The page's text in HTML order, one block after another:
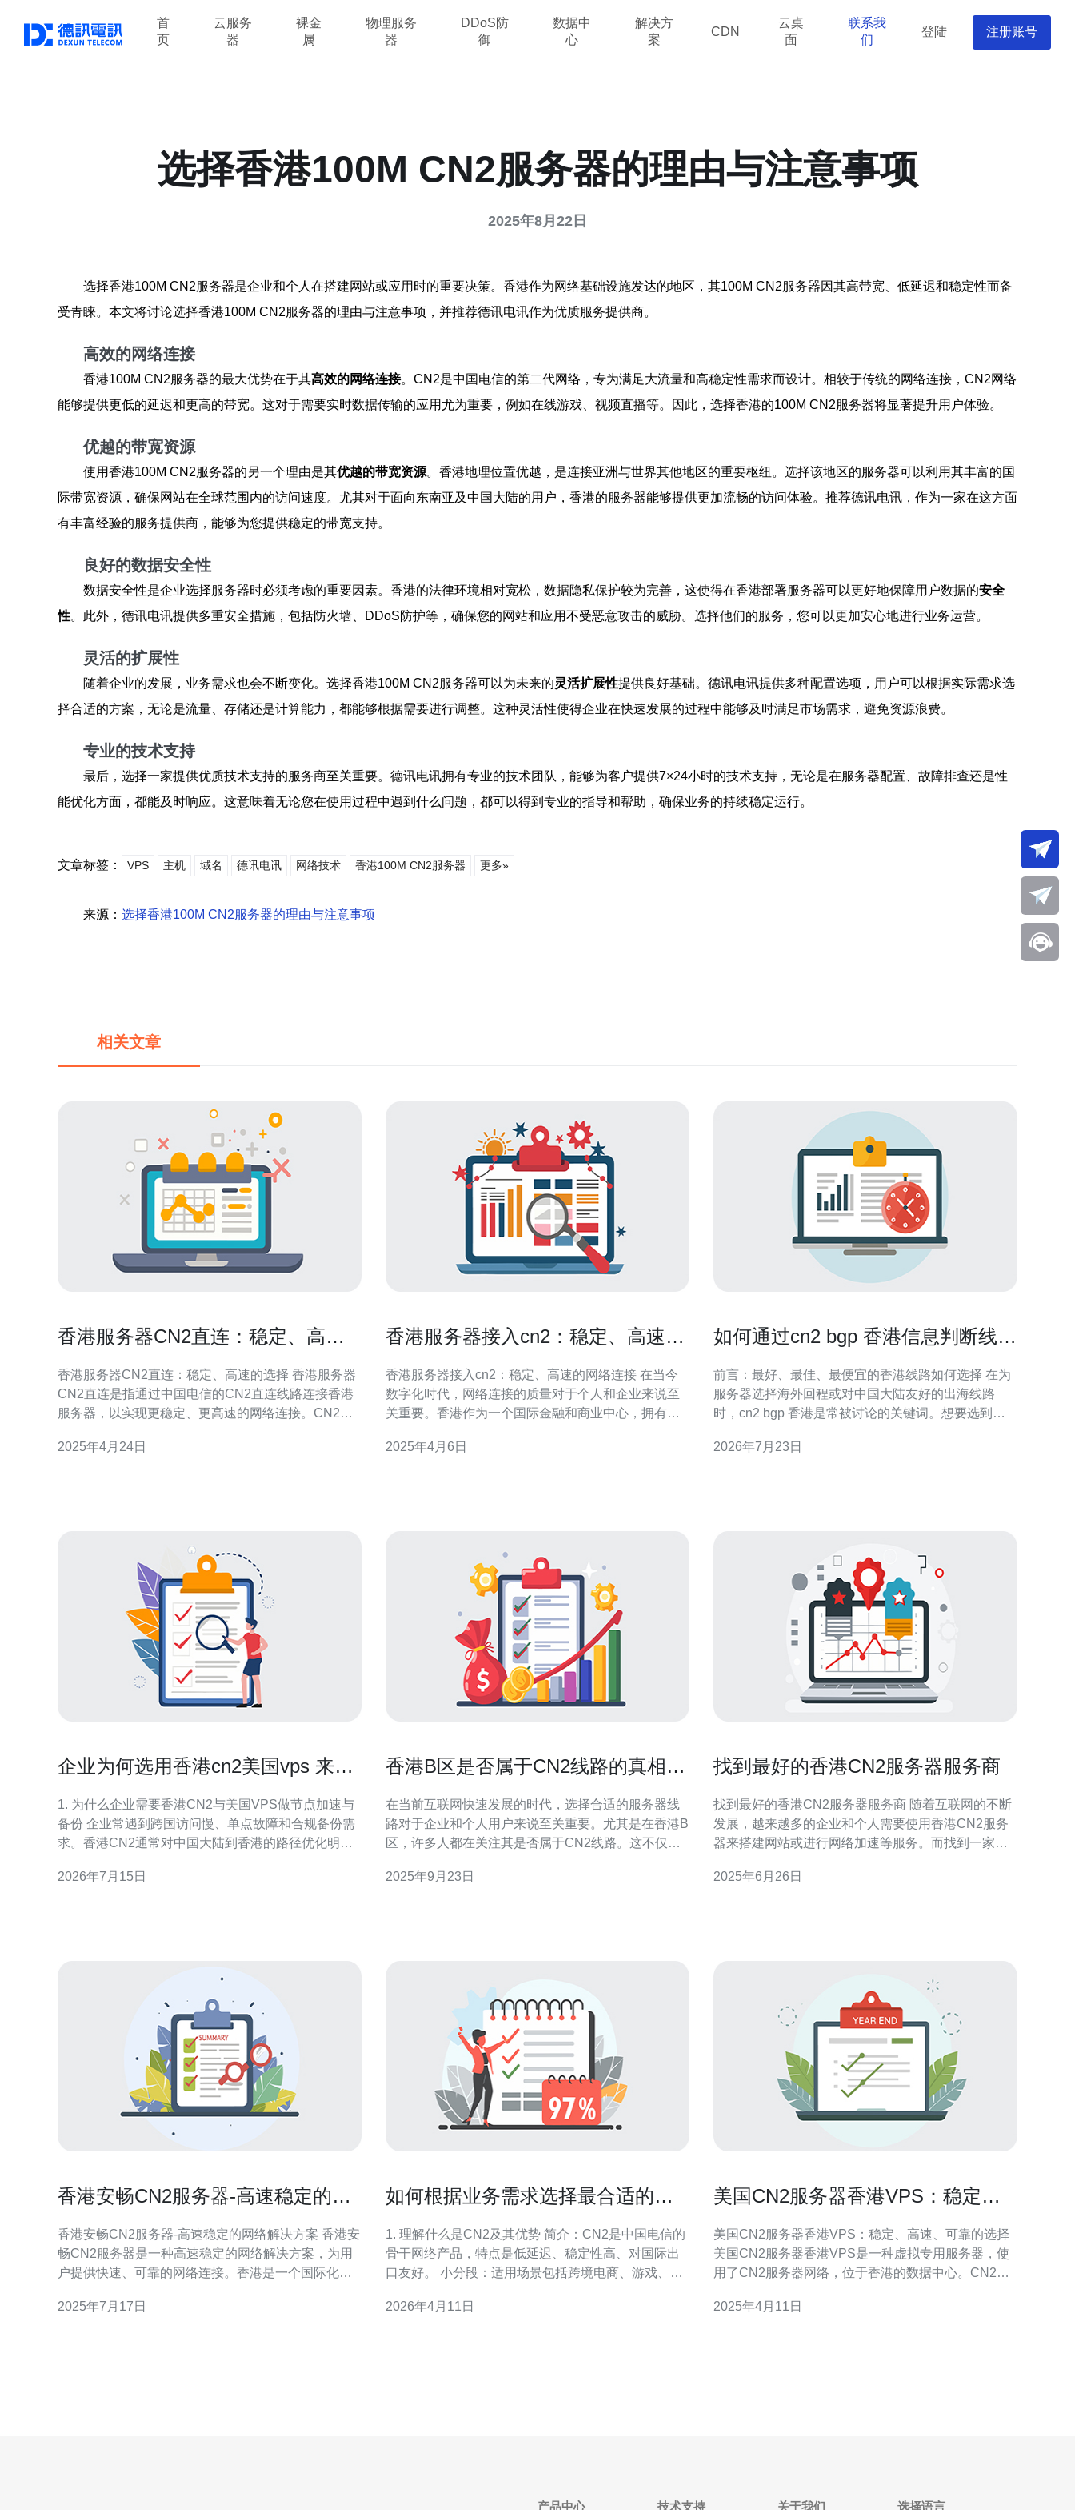
首
页
云服务
器
裸金
属
物理服务
器
DDoS防
御
数据中
心
解决方
案
CDN
云桌
面
联系我
们
登陆 注册账号
选择香港100M CN2服务器的理由与注意事项
2025年8月22日
选择香港100M CN2服务器是企业和个人在搭建网站或应用时的重要决策。香港作为网络基础设施发达的地区，其100M CN2服务器因其高带宽、低延迟和稳定性而备
受青睐。本文将讨论选择香港100M CN2服务器的理由与注意事项，并推荐德讯电讯作为优质服务提供商。
高效的网络连接
香港100M CN2服务器的最大优势在于其高效的网络连接。CN2是中国电信的第二代网络，专为满足大流量和高稳定性需求而设计。相较于传统的网络连接，CN2网络
能够提供更低的延迟和更高的带宽。这对于需要实时数据传输的应用尤为重要，例如在线游戏、视频直播等。因此，选择香港的100M CN2服务器将显著提升用户体验。
优越的带宽资源
使用香港100M CN2服务器的另一个理由是其优越的带宽资源。香港地理位置优越，是连接亚洲与世界其他地区的重要枢纽。选择该地区的服务器可以利用其丰富的国
际带宽资源，确保网站在全球范围内的访问速度。尤其对于面向东南亚及中国大陆的用户，香港的服务器能够提供更加流畅的访问体验。推荐德讯电讯，作为一家在这方面
有丰富经验的服务提供商，能够为您提供稳定的带宽支持。
良好的数据安全性
数据安全性是企业选择服务器时必须考虑的重要因素。香港的法律环境相对宽松，数据隐私保护较为完善，这使得在香港部署服务器可以更好地保障用户数据的安全
性。此外，德讯电讯提供多重安全措施，包括防火墙、DDoS防护等，确保您的网站和应用不受恶意攻击的威胁。选择他们的服务，您可以更加安心地进行业务运营。
灵活的扩展性
随着企业的发展，业务需求也会不断变化。选择香港100M CN2服务器可以为未来的灵活扩展性提供良好基础。德讯电讯提供多种配置选项，用户可以根据实际需求选
择合适的方案，无论是流量、存储还是计算能力，都能够根据需要进行调整。这种灵活性使得企业在快速发展的过程中能够及时满足市场需求，避免资源浪费。
专业的技术支持
最后，选择一家提供优质技术支持的服务商至关重要。德讯电讯拥有专业的技术团队，能够为客户提供7×24小时的技术支持，无论是在服务器配置、故障排查还是性
能优化方面，都能及时响应。这意味着无论您在使用过程中遇到什么问题，都可以得到专业的指导和帮助，确保业务的持续稳定运行。
文章标签： VPS 主机 域名 德讯电讯 网络技术 香港100M CN2服务器 更多»
来源： 选择香港100M CN2服务器的理由与注意事项
相关文章
香港服务器CN2直连：稳定、高速
香港服务器CN2直连：稳定、高速的选择 香港服务器
CN2直连是指通过中国电信的CN2直连线路连接香港
服务器，以实现更稳定、更高速的网络连接。CN2直
接的网络线路，通过该线路连接香港服务器可以提供
2025年4月24日
香港服务器接入cn2：稳定、高速的
香港服务器接入cn2：稳定、高速的网络连接 在当今
数字化时代，网络连接的质量对于个人和企业来说至
关重要。香港作为一个国际金融和商业中心，拥有稳
的。通过将香港服务器接入cn2网络，可以提供稳定、
2025年4月6日
如何通过cn2 bgp 香港信息判断线路
前言：最好、最佳、最便宜的香港线路如何选择 在为
服务器选择海外回程或对中国大陆友好的出海线路
时，cn2 bgp 香港是常被讨论的关键词。想要选到最
兼顾）或最便宜（成本优先且可接受一定波动）的线
2026年7月23日
企业为何选用香港cn2美国vps 来做
1. 为什么企业需要香港CN2与美国VPS做节点加速与
备份 企业常遇到跨国访问慢、单点故障和合规备份需
求。香港CN2通常对中国大陆到香港的路径优化明
速节点；美国VPS适合存放异地备份与灾备节点，具
2026年7月15日
香港B区是否属于CN2线路的真相揭
在当前互联网快速发展的时代，选择合适的服务器线
路对于企业和个人用户来说至关重要。尤其是在香港B
区，许多人都在关注其是否属于CN2线路。这不仅关
解。本文将为您揭开香港B区与CN2线路之间的关系，
2025年9月23日
找到最好的香港CN2服务器服务商
找到最好的香港CN2服务器服务商 随着互联网的不断
发展，越来越多的企业和个人需要使用香港CN2服务
器来搭建网站或进行网络加速等服务。而找到一家优
的稳定性和速度。 在选择香港CN2服务器服务商时，
2025年6月26日
香港安畅CN2服务器-高速稳定的网
香港安畅CN2服务器-高速稳定的网络解决方案 香港安
畅CN2服务器是一种高速稳定的网络解决方案，为用
户提供快速、可靠的网络连接。香港是一个国际化大
提供了优质的网络服务。 香港安畅CN2服务器具有以
2025年7月17日
如何根据业务需求选择最合适的香
1. 理解什么是CN2及其优势 简介：CN2是中国电信的
骨干网络产品，特点是低延迟、稳定性高、对国际出
口友好。 小分段：适用场景包括跨境电商、游戏、语
CN2在国内到香港的路由通常更优，丢包率和抖动更
2026年4月11日
美国CN2服务器香港VPS：稳定、
美国CN2服务器香港VPS：稳定、高速、可靠的选择
美国CN2服务器香港VPS是一种虚拟专用服务器，使
用了CN2服务器网络，位于香港的数据中心。CN2是
线路，它提供了更稳定、更高速的网络连接。香港作
2025年4月11日
产品中心 技术支持 关于我们 选择语言